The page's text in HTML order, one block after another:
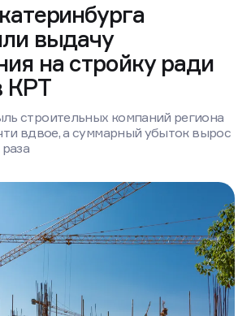
выдачу
на стройку ради
КРТ
строительных компаний региона
вдвое, а суммарный убыток вырос